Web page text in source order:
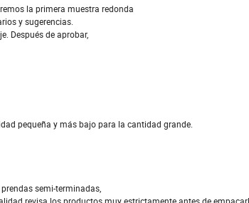
la primera muestra redonda
y sugerencias.
Después de aprobar,
pequeña y más bajo para la cantidad grande.
semi-terminadas,